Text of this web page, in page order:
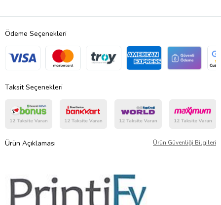
Ödeme Seçenekleri
Taksit Seçenekleri
Ürün Açıklaması Ürün Güvenliği Bilgileri